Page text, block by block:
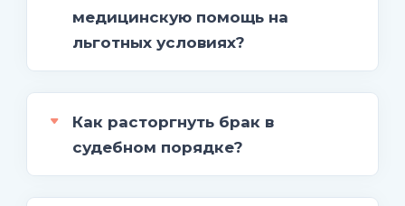
медицинскую помощь на
льготных условиях?
Как расторгнуть брак в
судебном порядке?